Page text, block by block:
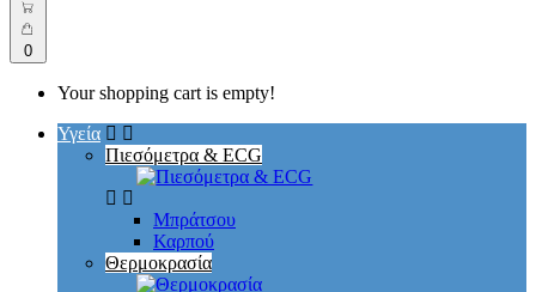
0
Your shopping cart is empty!
Υγεία
Πιεσόμετρα & ECG
Μπράτσου
Καρπού
Θερμοκρασία